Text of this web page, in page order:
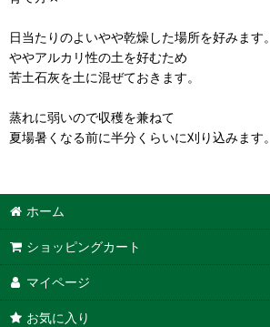
日当たりのよいやや乾燥した場所を好みます。
ややアルカリ性の土を好むため
苦土石灰を土に混ぜておきます。
蒸れに弱いので収穫を兼ねて
夏場暑くなる前に半分くらいに刈り込みます。
ホーム
ショッピングカート
マイページ
お気に入り